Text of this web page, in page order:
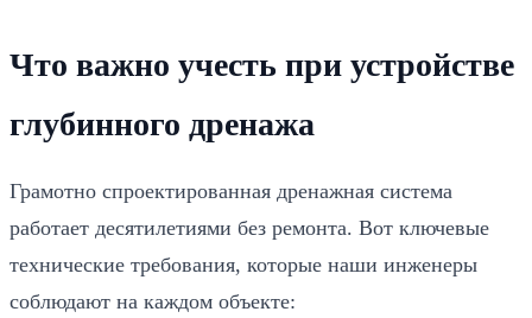
Что важно учесть при устройстве
глубинного дренажа
Грамотно спроектированная дренажная система
работает десятилетиями без ремонта. Вот ключевые
технические требования, которые наши инженеры
соблюдают на каждом объекте: